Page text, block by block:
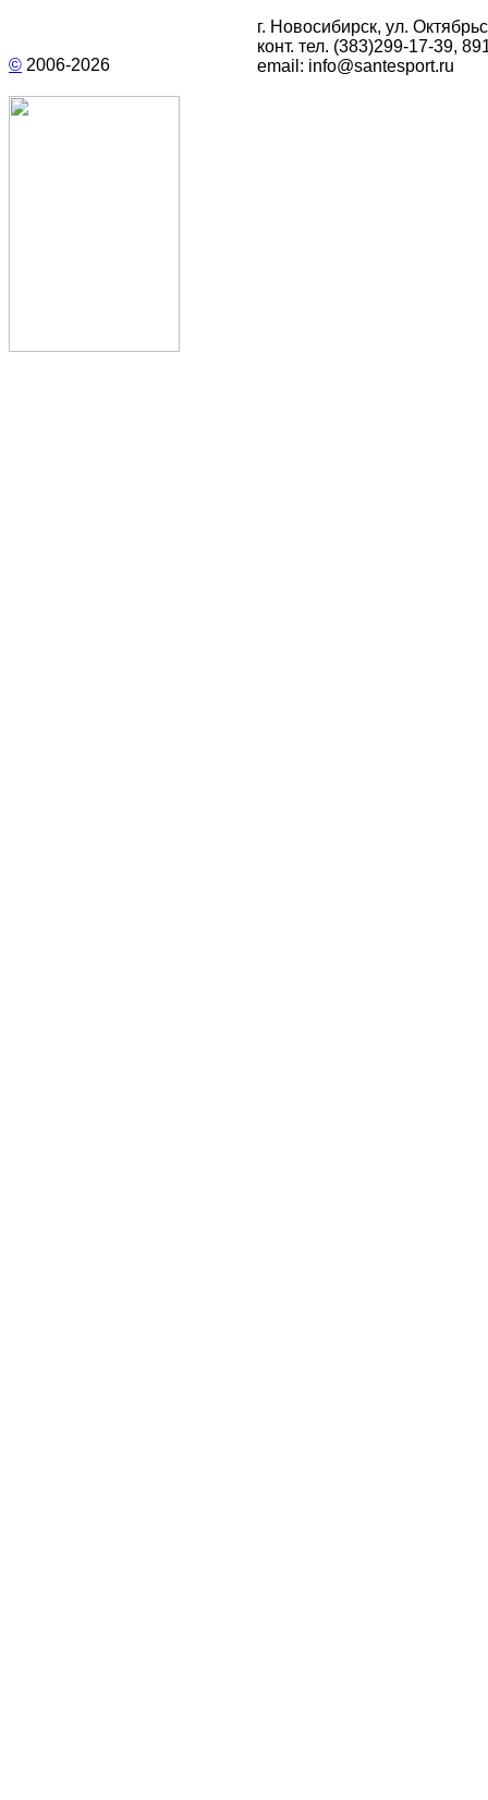
© 2006-2026
г. Новосибирск, ул.
конт. тел. (383)299-17-39,
email: info@santesport.ru